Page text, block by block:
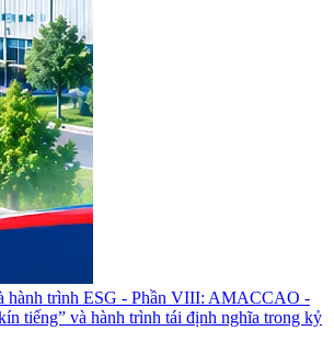
hành trình ESG - Phần VIII: AMACCAO -
tiếng” và hành trình tái định nghĩa trong kỷ